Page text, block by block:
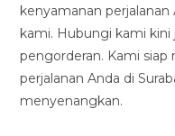
kenyamanan
kami. Hubungi kami
pengorderan. Kami
perjalanan Anda di
menyenangkan.